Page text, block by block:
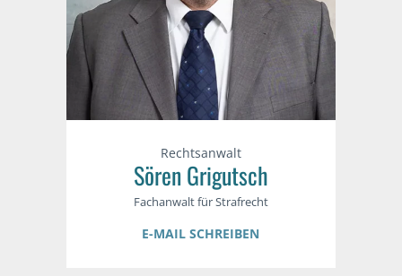
Rechtsanwalt
Sören Grigutsch
Fachanwalt für Strafrecht
E-MAIL SCHREIBEN